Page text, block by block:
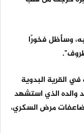
وسأظل فخورًا
في القرية البدوية
والده الذي استشهد
مرض السكري،